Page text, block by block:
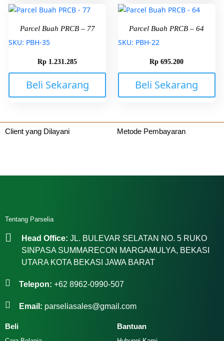
Parcel Buah PRCB – 77
SKU: PBH-35
Rp 1.231.285
Beli Sekarang
Parcel Buah PRCB – 64
SKU: PBH-22
Rp 695.200
Beli Sekarang
Client yang Dilayani Metode Pembayaran
Tentang Parselia
Head Office: JL. BULEVAR SELATAN NO. 5 RUKO
SINPASA SUMMARECON MARGAMULYA, BEKASI
UTARA KOTA BEKASI JAWA BARAT
Telepon: +62 8962-0990-507
Email: parseliasales@gmail.com
Beli Bantuan